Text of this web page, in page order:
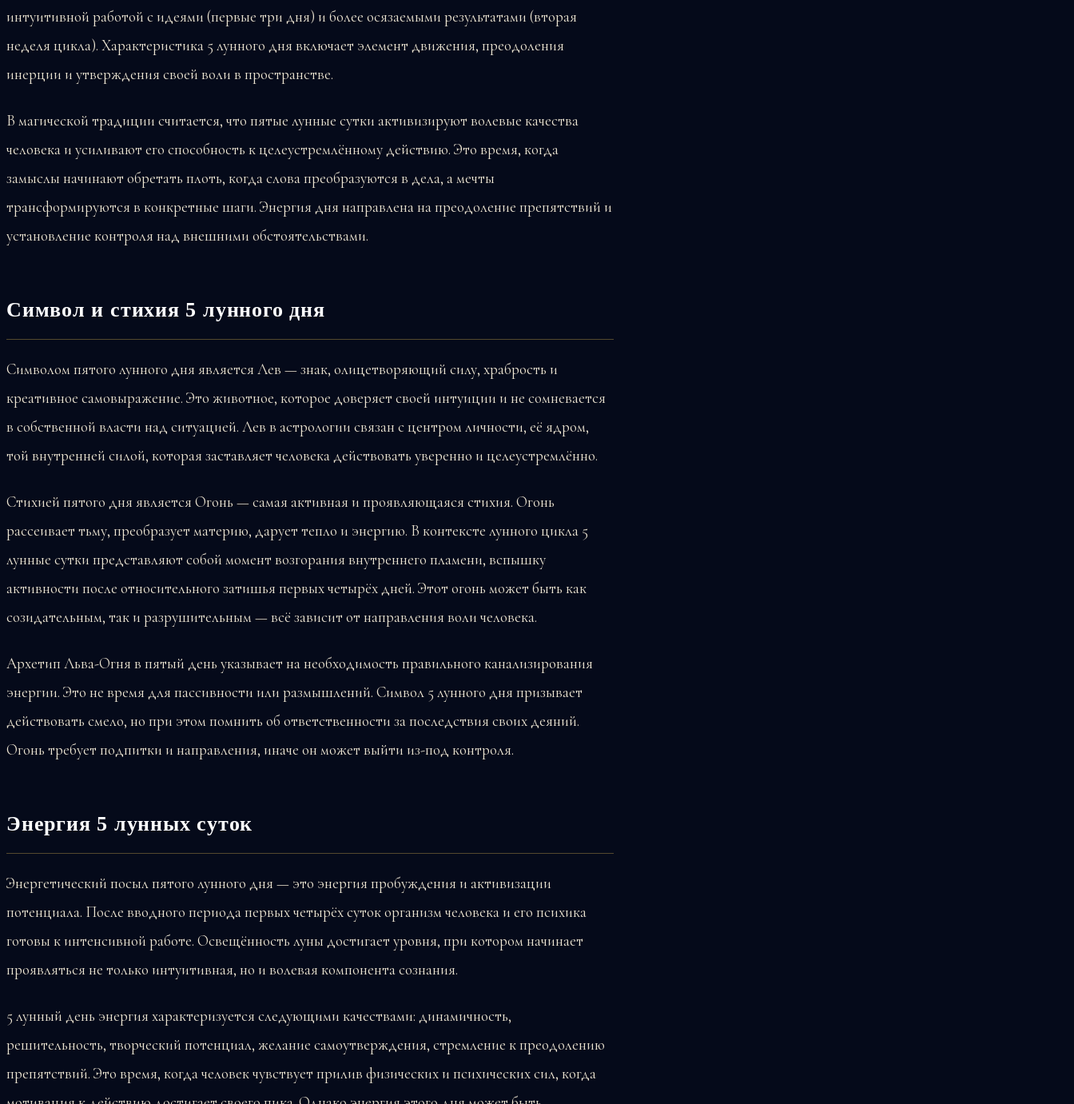
интуитивной работой с идеями (первые три дня) и более осязаемыми результатами (вторая
неделя цикла). Характеристика 5 лунного дня включает элемент движения, преодоления
инерции и утверждения своей воли в пространстве.
В магической традиции считается, что пятые лунные сутки активизируют волевые качества
человека и усиливают его способность к целеустремлённому действию. Это время, когда
замыслы начинают обретать плоть, когда слова преобразуются в дела, а мечты
трансформируются в конкретные шаги. Энергия дня направлена на преодоление препятствий и
установление контроля над внешними обстоятельствами.
Символ и стихия 5 лунного дня
Символом пятого лунного дня является Лев — знак, олицетворяющий силу, храбрость и
креативное самовыражение. Это животное, которое доверяет своей интуиции и не сомневается
в собственной власти над ситуацией. Лев в астрологии связан с центром личности, её ядром,
той внутренней силой, которая заставляет человека действовать уверенно и целеустремлённо.
Стихией пятого дня является Огонь — самая активная и проявляющаяся стихия. Огонь
рассеивает тьму, преобразует материю, дарует тепло и энергию. В контексте лунного цикла 5
лунные сутки представляют собой момент возгорания внутреннего пламени, вспышку
активности после относительного затишья первых четырёх дней. Этот огонь может быть как
созидательным, так и разрушительным — всё зависит от направления воли человека.
Архетип Льва-Огня в пятый день указывает на необходимость правильного канализирования
энергии. Это не время для пассивности или размышлений. Символ 5 лунного дня призывает
действовать смело, но при этом помнить об ответственности за последствия своих деяний.
Огонь требует подпитки и направления, иначе он может выйти из-под контроля.
Энергия 5 лунных суток
Энергетический посыл пятого лунного дня — это энергия пробуждения и активизации
потенциала. После вводного периода первых четырёх суток организм человека и его психика
готовы к интенсивной работе. Освещённость луны достигает уровня, при котором начинает
проявляться не только интуитивная, но и волевая компонента сознания.
5 лунный день энергия характеризуется следующими качествами: динамичность,
решительность, творческий потенциал, желание самоутверждения, стремление к преодолению
препятствий. Это время, когда человек чувствует прилив физических и психических сил, когда